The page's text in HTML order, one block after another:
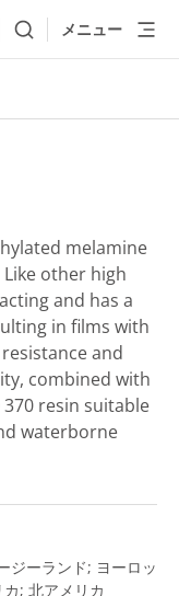
検索 メニュー
melamine
other high
and has a
in films with
and
combined with
resin suitable
waterborne
ジーランド; ヨーロッ
; 北アメリカ